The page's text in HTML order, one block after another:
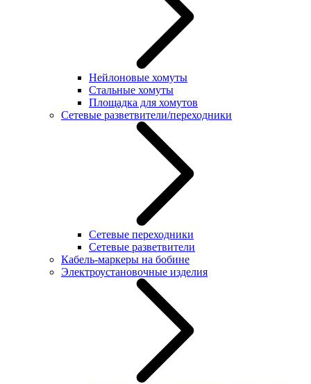
Нейлоновые хомуты
Стальные хомуты
Площадка для хомутов
Сетевые разветвители/переходники
Сетевые переходники
Сетевые разветвители
Кабель-маркеры на бобине
Электроустановочные изделия